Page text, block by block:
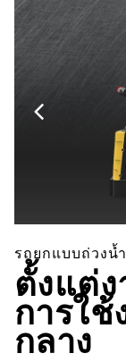
รถยกแบบถ่วงน้
ตั้งแต่ง
การใ
กลาง